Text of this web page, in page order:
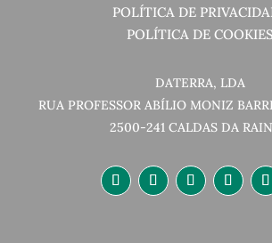
POLÍTICA DE
POLÍTICA DE COOKIES
DATERRA, LDA
RUA PROFESSOR ABÍLIO MONIZ
2500-241 CALDAS DA